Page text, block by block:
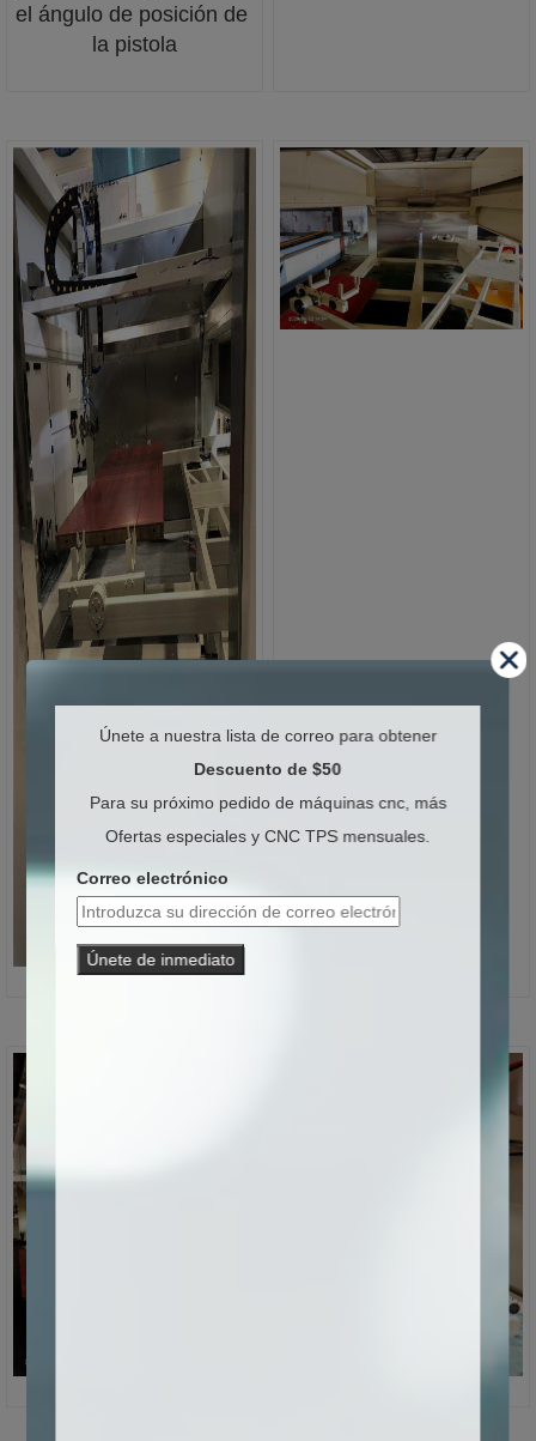
el ángulo de posición de
la pistola
Únete a nuestra lista de correo para obtener
Descuento de $50
Para su próximo pedido de máquinas cnc, más
Ofertas especiales y CNC TPS mensuales.
Correo electrónico
Únete de inmediato